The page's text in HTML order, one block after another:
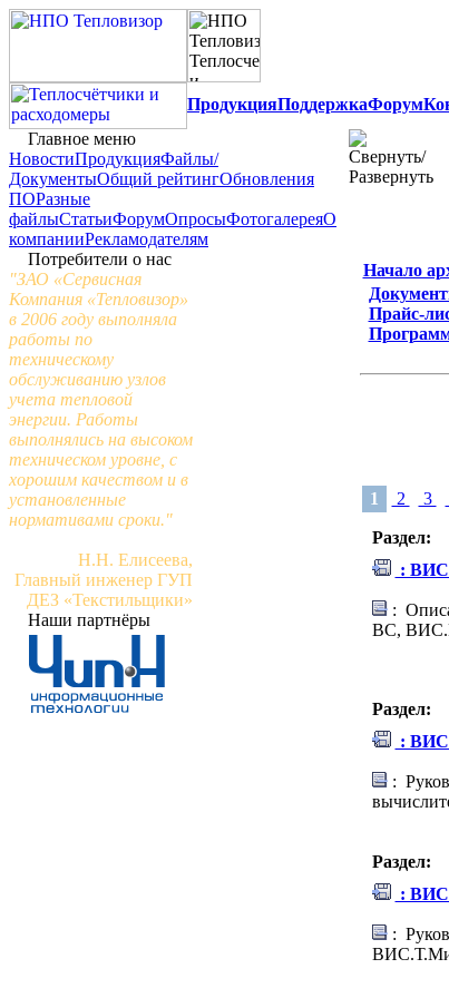
ПродукцияПоддержкаФорум
Главное меню
НовостиПродукцияФайлы/
ДокументыОбщий рейтингОбновления
ПОРазные
файлыСтатьиФорумОпросыФотогалереяО
компанииРекламодателям
Потребители о нас
"ЗАО «Сервисная
Компания «Тепловизор»
в 2006 году выполняла
работы по
техническому
обслуживанию узлов
учета тепловой
энергии. Работы
выполнялись на высоком
техническом уровне, с
хорошим качеством и в
установленные
нормативами сроки."
Н.Н. Елисеева,
Главный инженер ГУП
ДЕЗ «Текстильщики»
Наши партнёры
Начало
Прайс-
1 2 3
Раздел:
:
:
ВС,
Раздел:
:
:
Раздел:
:
: